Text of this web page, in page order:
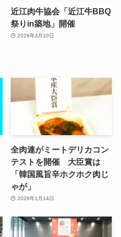
近江肉牛協会「近江牛BBQ
祭りin築地」開催
2026年3月10日
全肉連がミートデリカコン
テストを開催 大臣賞は
「韓国風旨辛ホクホク肉じ
ゃが」
2026年1月14日